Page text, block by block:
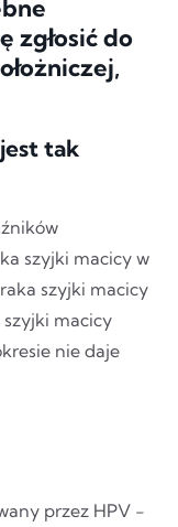
zgłosić do
tak
szyjki macicy w
szyjki macicy
szyjki macicy
nie daje
przez HPV -